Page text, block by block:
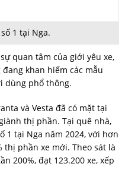
1 tại Nga.
quan tâm của giới yêu xe,
khan hiếm các mẫu
dùng phổ thông.
và Vesta đã có mặt tại
thị phần. Tại quê nhà,
1 tại Nga năm 2024, với hơn
thị phần xe mới. Theo sát là
200%, đạt 123.200 xe, xếp